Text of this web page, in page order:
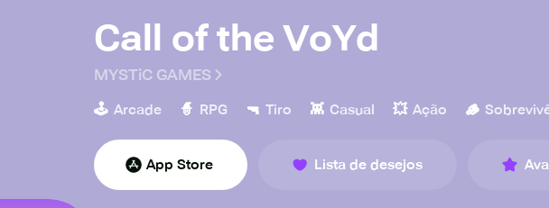
Call of the VoYd
MYSTiC GAMES
🕹️ Arcade 🧙 RPG 🔫 Tiro 👾 Casual 💥 Ação 🪵
App Store Lista de desejos